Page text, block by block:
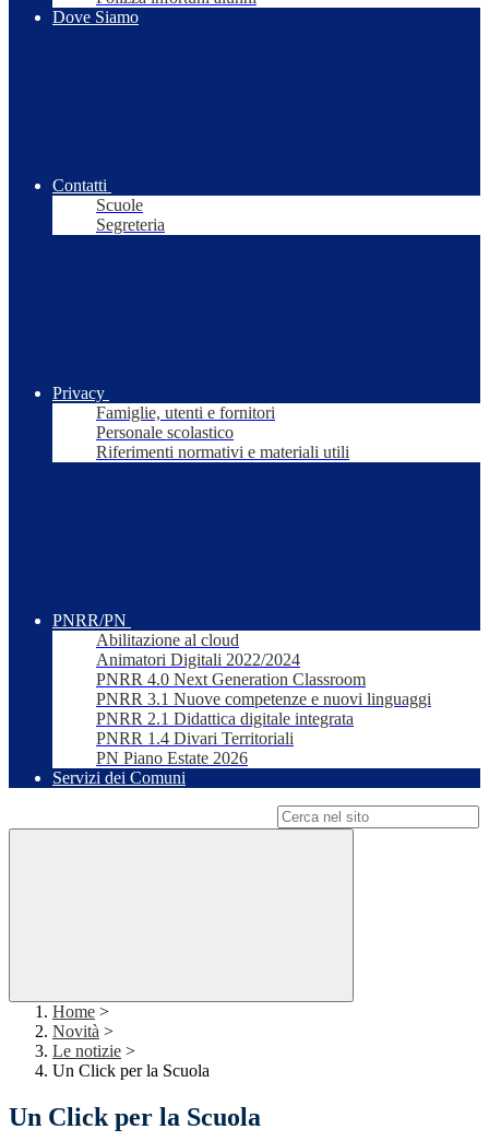
Dove Siamo
Contatti
Scuole
Segreteria
Privacy
Famiglie, utenti e fornitori
Personale scolastico
Riferimenti normativi e materiali utili
PNRR/PN
Abilitazione al cloud
Animatori Digitali 2022/2024
PNRR 4.0 Next Generation Classroom
PNRR 3.1 Nuove competenze e nuovi linguaggi
PNRR 2.1 Didattica digitale integrata
PNRR 1.4 Divari Territoriali
PN Piano Estate 2026
Servizi dei Comuni
Home >
Novità >
Le notizie >
Un Click per la Scuola
Un Click per la Scuola